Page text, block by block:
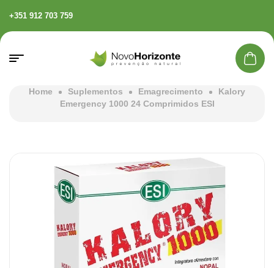
+351 912 703 759
Home Suplementos Emagrecimento
Kalory
Emergency 1000 24 Comprimidos ESI